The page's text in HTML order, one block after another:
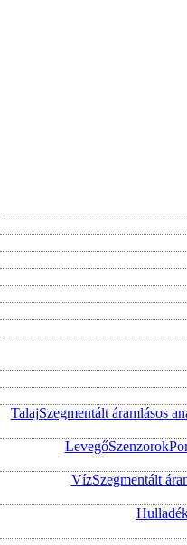
TalajSzegmentált áramlásos
LevegőSzenzorok
VízSzegmentált